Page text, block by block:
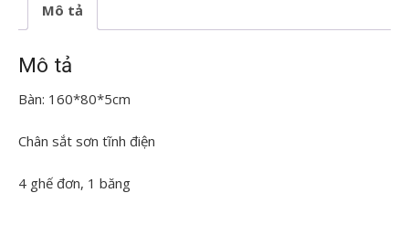
số
Mô tả
Mô tả
Bàn: 160*80*5cm
Chân sắt sơn tĩnh điện
4 ghế đơn, 1 băng